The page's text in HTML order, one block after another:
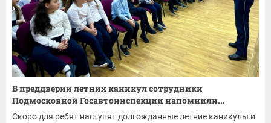
В преддверии летних каникул сотрудники
Подмосковной Госавтоинспекции напомнили...
Скоро для ребят наступят долгожданные летние каникулы и